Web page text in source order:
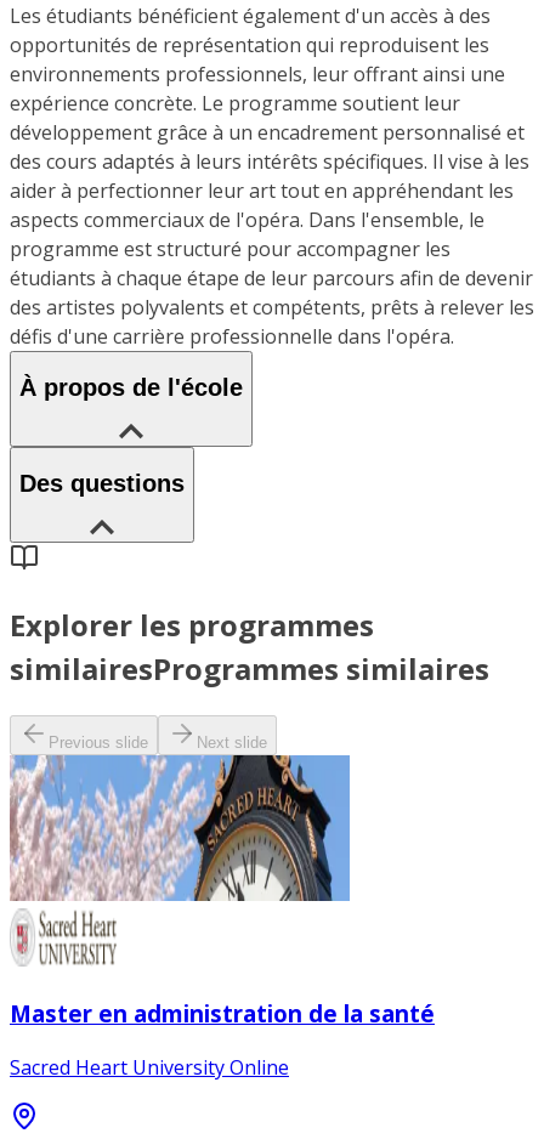
Les étudiants bénéficient également d'un accès à des
opportunités de représentation qui reproduisent les
environnements professionnels, leur offrant ainsi une
expérience concrète. Le programme soutient leur
développement grâce à un encadrement personnalisé et
des cours adaptés à leurs intérêts spécifiques. Il vise à les
aider à perfectionner leur art tout en appréhendant les
aspects commerciaux de l'opéra. Dans l'ensemble, le
programme est structuré pour accompagner les
étudiants à chaque étape de leur parcours afin de devenir
des artistes polyvalents et compétents, prêts à relever les
défis d'une carrière professionnelle dans l'opéra.
À propos de l'école
Des questions
Explorer les programmes
similairesProgrammes similaires
Previous slide Next slide
Master en administration de la santé
Sacred Heart University Online